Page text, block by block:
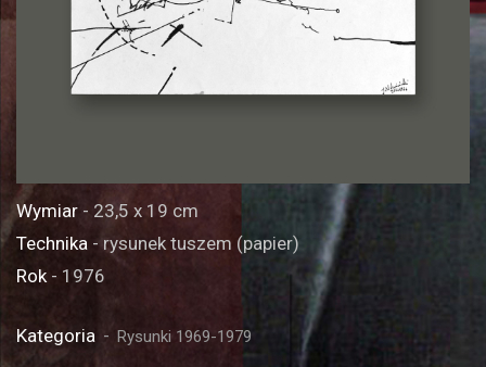
Wymiar - 23,5 x 19 cm
Technika - rysunek tuszem (papier)
Rok- 1976
Kategoria Rysunki 1969-1979